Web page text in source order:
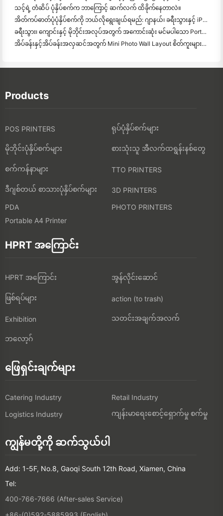
သင့်ရဲ့ တံဆိပ် ပုံနှိပ်စက်က ဘာကြောင့် ဆက်လက် ထိခိုက်နေတာလဲ။
အိတ်ကပ်ဓာတ်ပုံပုံနှိပ်စက်ကို ဘယ်လိုရွေးချယ်ရမည်: ဂျာနယ်၊ ခရီးသွားနှင့် iPhone အသုံးပြုသူများအတွက် အပြည့်အဝ
ခရီးသွား၊ ကျောင်းနှင့် မိုဘိုင်းအလုပ်အတွက် အကောင်းဆုံး မင်မပါသော Portable Printer: Hanin MT620 Pro Review
အိပ်ခန်းနှင့်အိပ်ခန်းအလှဆင်အတွက် Mini Photo Wall Layout စိတ်ကူးများနှင့်အကြံပေးချက်များ
Products
POS PRINTERS ရုပ်ပုံနှိပ်စက်များ
မိုဘိုင်းပုံနှိပ်စက်များ စားသုံးသူ အီလက်ထရွန်းနစ်တွေ
စက်ကန်နာများ TTO PRINTERS
ဒီဂျစ်တယ် စာသားပုံနှိပ်စက်များ
3D PRINTERS
PDA
PHOTO PRINTERS
Portable A4 Printer
HPRT အကြောင်း
HPRT အကြောင်း အွန်လိုင်းဆောင်
ဖြစ်ရပ်များ action (to trash)
Exhibition သတင်းအချက်အလက်
ဘလော့ဂ်
ဖြေရှင်းချက်များ
Catering Industry
Retail Industry
Logistics Industry
ကျန်းမာရေးစောင့်ရှောက်မှု စက်မှု
ကျွန်မတို့ကို ဆက်သွယ်ပါ
Add: 1-5F, No.8, Gaoqi South 12th Road, Xiamen, China
Tel:
400-766-7666 (After-sales Service)